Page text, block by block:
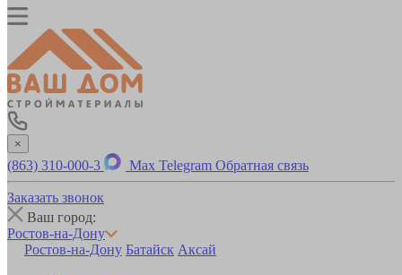
×
(863) 310-000-3 Max Telegram Обратная связь
Заказать звонок
Ваш город:
Ростов-на-Дону
Ростов-на-Дону Батайск Аксай